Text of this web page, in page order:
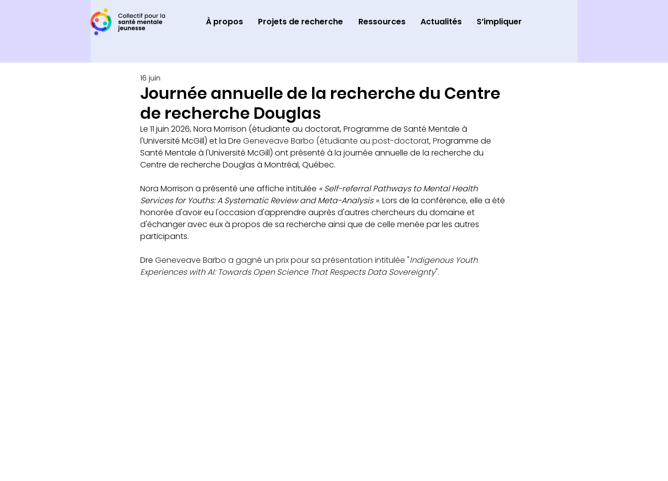
À propos Projets de recherche Ressources Actualités S’impliquer
Journée annuelle de la recherche du Centre
de recherche Douglas
16 juin
Le 11 juin 2026, Nora Morrison (étudiante au doctorat, Programme de Santé Mentale à
l'Université McGill) et la Dre Geneveave Barbo (étudiante au post-doctorat, Programme de
Santé Mentale à l'Université McGill) ont présenté à la journée annuelle de la recherche du
Centre de recherche Douglas à Montréal, Québec.
Nora Morrison a présenté une affiche intitulée « Self-referral Pathways to Mental Health
Services for Youths: A Systematic Review and Meta-Analysis ». Lors de la conférence, elle a été
honorée d'avoir eu l'occasion d'apprendre auprès d'autres chercheurs du domaine et
d'échanger avec eux à propos de sa recherche ainsi que de celle menée par les autres
participants.
Dre Geneveave Barbo a gagné un prix pour sa présentation intitulée "Indigenous Youth
Experiences with AI: Towards Open Science That Respects Data Sovereignty".